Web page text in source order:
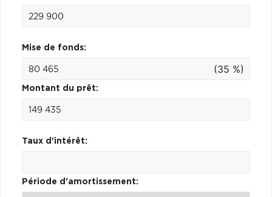
Mise de fonds:
(35 %)
Montant du prêt:
Taux d'intérêt:
Période d'amortissement: